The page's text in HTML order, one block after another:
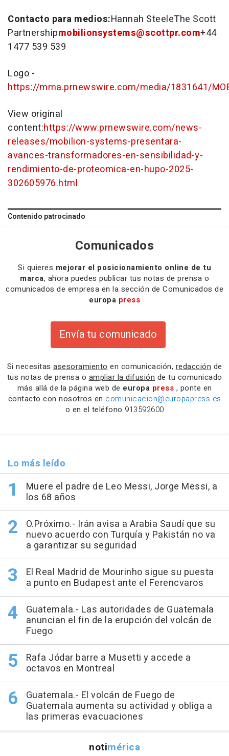
Contacto para medios:Hannah SteeleThe Scott
Partnershipmobilionsystems@scottpr.com+44
1477 539 539
Logo -
https://mma.prnewswire.com/media/1831641/
View original
content:https://www.prnewswire.com/news-
releases/mobilion-systems-presentara-
avances-transformadores-en-sensibilidad-y-
rendimiento-de-proteomica-en-hupo-2025-
302605976.html
Contenido patrocinado
Comunicados
Si quieres mejorar el posicionamiento online de tu
marca, ahora puedes publicar tus notas de prensa o
comunicados de empresa en la sección de Comunicados de
europa press
Envía tu comunicado
Si necesitas asesoramiento en comunicación, redacción de
tus notas de prensa o ampliar la difusión de tu comunicado
más allá de la página web de europa press , ponte en
contacto con nosotros en comunicacion@europapress.es
o en el teléfono 913592600
Lo más leído
Muere el padre de Leo Messi, Jorge Messi, a
los 68 años
O.Próximo.- Irán avisa a Arabia Saudí que su
nuevo acuerdo con Turquía y Pakistán no va
a garantizar su seguridad
El Real Madrid de Mourinho sigue su puesta
a punto en Budapest ante el Ferencvaros
Guatemala.- Las autoridades de Guatemala
anuncian el fin de la erupción del volcán de
Fuego
Rafa Jódar barre a Musetti y accede a
octavos en Montreal
Guatemala.- El volcán de Fuego de
Guatemala aumenta su actividad y obliga a
las primeras evacuaciones
notimérica